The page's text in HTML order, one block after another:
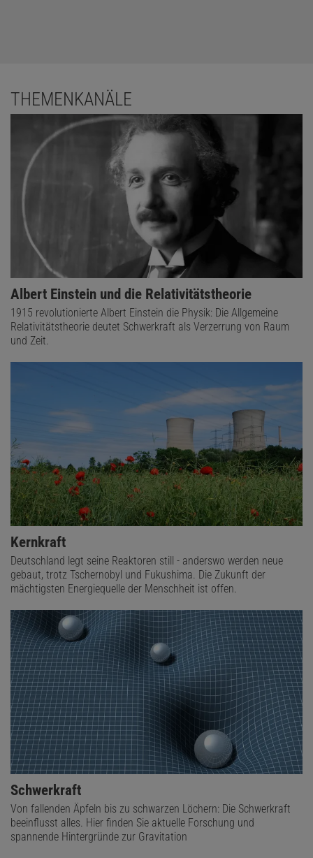
THEMENKANÄLE
Albert Einstein und die Relativitätstheorie
1915 revolutionierte Albert Einstein die Physik: Die Allgemeine
Relativitätstheorie deutet Schwerkraft als Verzerrung von Raum
und Zeit.
Kernkraft
Deutschland legt seine Reaktoren still - anderswo werden neue
gebaut, trotz Tschernobyl und Fukushima. Die Zukunft der
mächtigsten Energiequelle der Menschheit ist offen.
Schwerkraft
Von fallenden Äpfeln bis zu schwarzen Löchern: Die Schwerkraft
beeinflusst alles. Hier finden Sie aktuelle Forschung und
spannende Hintergründe zur Gravitation